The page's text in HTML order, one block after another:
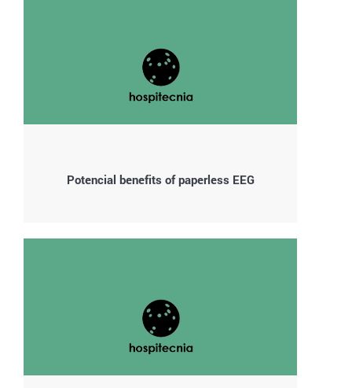
Potencial benefits of paperless EEG